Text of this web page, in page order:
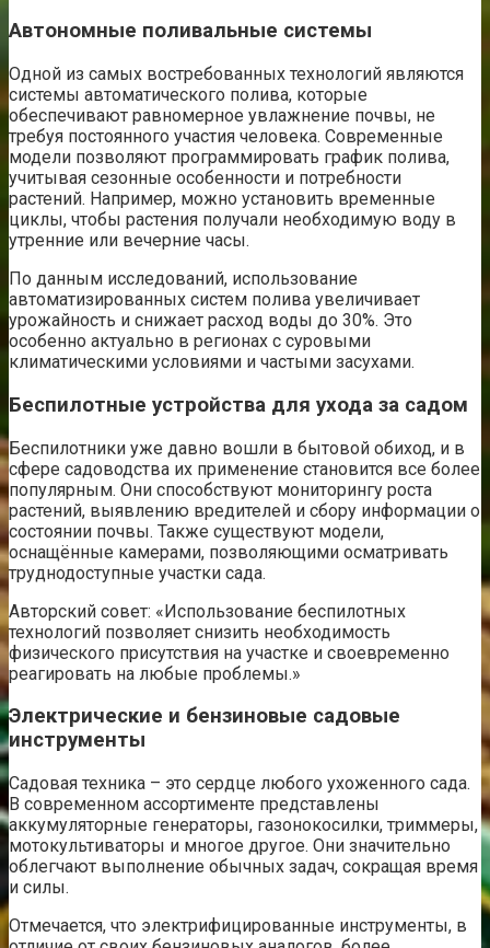
Автономные поливальные системы
Одной из самых востребованных технологий являются
системы автоматического полива, которые
обеспечивают равномерное увлажнение почвы, не
требуя постоянного участия человека. Современные
модели позволяют программировать график полива,
учитывая сезонные особенности и потребности
растений. Например, можно установить временные
циклы, чтобы растения получали необходимую воду в
утренние или вечерние часы.
По данным исследований, использование
автоматизированных систем полива увеличивает
урожайность и снижает расход воды до 30%. Это
особенно актуально в регионах с суровыми
климатическими условиями и частыми засухами.
Беспилотные устройства для ухода за садом
Беспилотники уже давно вошли в бытовой обиход, и в
сфере садоводства их применение становится все более
популярным. Они способствуют мониторингу роста
растений, выявлению вредителей и сбору информации о
состоянии почвы. Также существуют модели,
оснащённые камерами, позволяющими осматривать
труднодоступные участки сада.
Авторский совет: «Использование беспилотных
технологий позволяет снизить необходимость
физического присутствия на участке и своевременно
реагировать на любые проблемы.»
Электрические и бензиновые садовые
инструменты
Садовая техника – это сердце любого ухоженного сада.
В современном ассортименте представлены
аккумуляторные генераторы, газонокосилки, триммеры,
мотокультиваторы и многое другое. Они значительно
облегчают выполнение обычных задач, сокращая время
и силы.
Отмечается, что электрифицированные инструменты, в